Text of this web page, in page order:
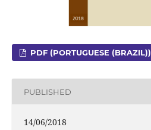
PDF (PORTUGUESE (BRAZIL))
PUBLISHED
14/06/2018